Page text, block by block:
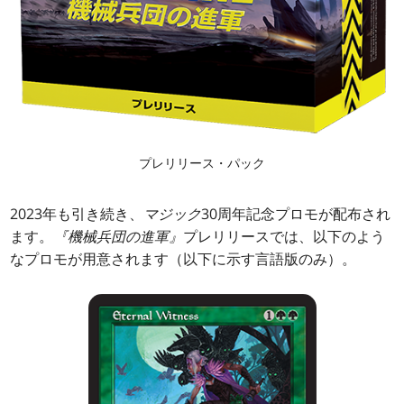
プレリリース・パック
2023年も引き続き、 マジック30周年記念プロモが配布され
ます。
『機械兵団の進軍』 プレリリースでは、以下のよう
なプロモが用意されます（以下に示す言語版のみ）。